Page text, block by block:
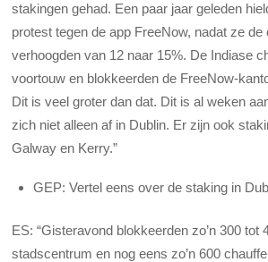
stakingen gehad. Een paar jaar geleden
protest tegen de app FreeNow, nadat ze
verhoogden van 12 naar 15%. De Indiase
voortouw en blokkeerden de FreeNow-
Dit is veel groter dan dat. Dit is al weken
zich niet alleen af in Dublin. Er zijn ook
Galway en Kerry.”
GEP: Vertel eens over de staking in
ES: “Gisteravond blokkeerden zo’n 300 tot
stadscentrum en nog eens zo’n 600